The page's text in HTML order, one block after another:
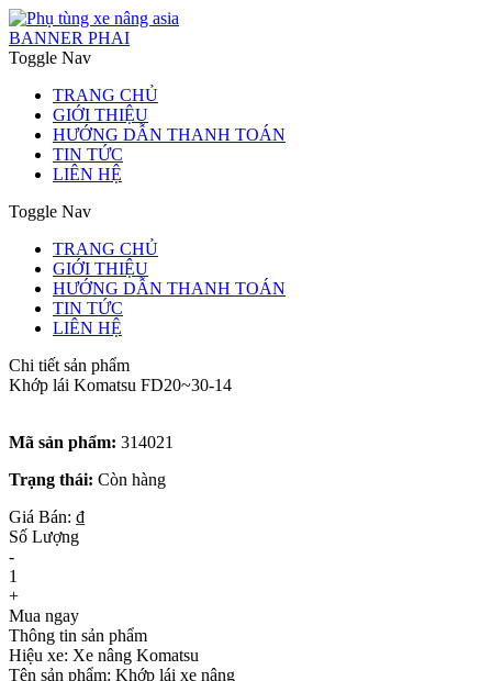
BANNER PHAI
Toggle Nav
TRANG CHỦ
GIỚI THIỆU
HƯỚNG DẪN THANH TOÁN
TIN TỨC
LIÊN HỆ
Toggle Nav
TRANG CHỦ
GIỚI THIỆU
HƯỚNG DẪN THANH TOÁN
TIN TỨC
LIÊN HỆ
Chi tiết sản phẩm
Khớp lái Komatsu FD20~30-14
Mã sản phẩm: 314021
Trạng thái: Còn hàng
Giá Bán: ₫
Số Lượng
-
1
+
Mua ngay
Thông tin sản phẩm
Hiệu xe: Xe nâng Komatsu
Tên sản phẩm: Khớp lái xe nâng